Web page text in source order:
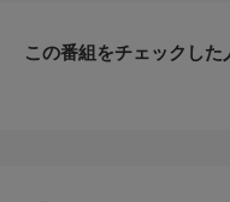
この番組をチェックした